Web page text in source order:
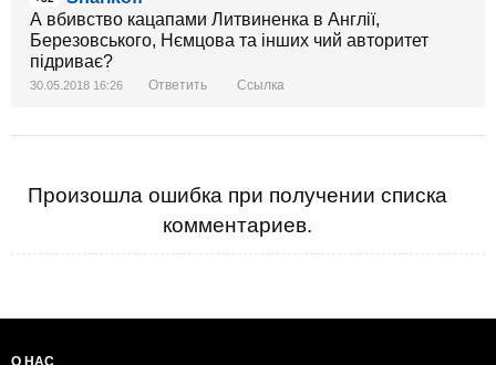
А вбивство кацапами Литвиненка в Англії,
Березовського, Нємцова та інших чий авторитет
підриває?
30.05.2018 16:26 Ответить Ссылка
Произошла ошибка при получении списка
комментариев.
О НАС